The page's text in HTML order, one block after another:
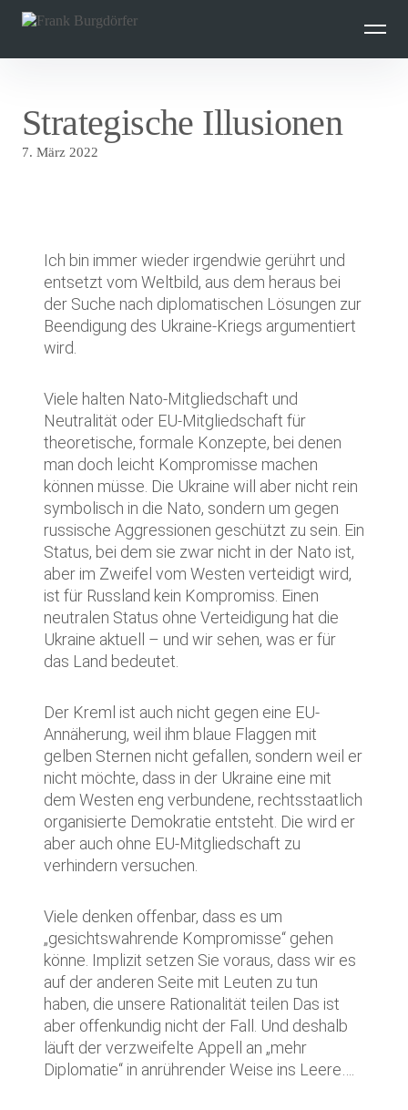
überspringen
Strategische Illusionen
7. März 2022
Ich bin immer wieder irgendwie gerührt und
entsetzt vom Weltbild, aus dem heraus bei
der Suche nach diplomatischen Lösungen zur
Beendigung des Ukraine-Kriegs argumentiert
wird.
Viele halten Nato-Mitgliedschaft und
Neutralität oder EU-Mitgliedschaft für
theoretische, formale Konzepte, bei denen
man doch leicht Kompromisse machen
können müsse. Die Ukraine will aber nicht rein
symbolisch in die Nato, sondern um gegen
russische Aggressionen geschützt zu sein. Ein
Status, bei dem sie zwar nicht in der Nato ist,
aber im Zweifel vom Westen verteidigt wird,
ist für Russland kein Kompromiss. Einen
neutralen Status ohne Verteidigung hat die
Ukraine aktuell – und wir sehen, was er für
das Land bedeutet.
Der Kreml ist auch nicht gegen eine EU-
Annäherung, weil ihm blaue Flaggen mit
gelben Sternen nicht gefallen, sondern weil er
nicht möchte, dass in der Ukraine eine mit
dem Westen eng verbundene, rechtsstaatlich
organisierte Demokratie entsteht. Die wird er
aber auch ohne EU-Mitgliedschaft zu
verhindern versuchen.
Viele denken offenbar, dass es um
„gesichtswahrende Kompromisse“ gehen
könne. Implizit setzen Sie voraus, dass wir es
auf der anderen Seite mit Leuten zu tun
haben, die unsere Rationalität teilen Das ist
aber offenkundig nicht der Fall. Und deshalb
läuft der verzweifelte Appell an „mehr
Diplomatie“ in anrührender Weise ins Leere….